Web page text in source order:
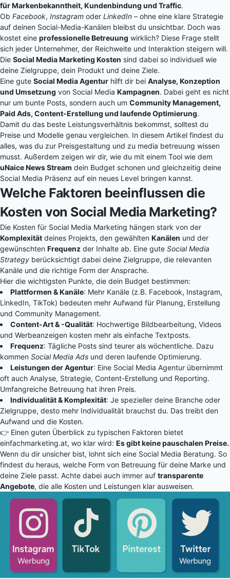
für Markenbekanntheit, Kundenbindung und Traffic.
Ob Facebook, Instagram oder LinkedIn – ohne eine klare Strategie
auf deinen Social-Media-Kanälen bleibst du unsichtbar. Doch was
kostet eine professionelle Betreuung wirklich? Diese Frage stellt
sich jeder Unternehmer, der Reichweite und Interaktion steigern will.
Die Social Media Marketing Kosten sind dabei so individuell wie
deine Zielgruppe, dein Produkt und deine Ziele.
Eine gute Social Media Agentur hilft dir bei Analyse, Konzeption
und Umsetzung von Social Media Kampagnen. Dabei geht es nicht
nur um bunte Posts, sondern auch um Community Management,
Paid Ads, Content-Erstellung und laufende Optimierung.
Damit du das beste Leistungsverhältnis bekommst, solltest du
Preise und Modelle genau vergleichen. In diesem Artikel findest du
alles, was du zur Preisgestaltung und zu media betreuung wissen
musst. Außerdem zeigen wir dir, wie du mit einem Tool wie dem
uNaice News Stream dein Budget schonen und gleichzeitig deine
Social Media Präsenz auf ein neues Level bringen kannst.
Welche Faktoren beeinflussen die
Kosten von Social Media Marketing?
Die Kosten für Social Media Marketing hängen stark von der
Komplexität deines Projekts, den gewählten Kanälen und der
gewünschten Frequenz der Inhalte ab. Eine gute Social Media
Strategy berücksichtigt dabei deine Zielgruppe, die relevanten
Kanäle und die richtige Form der Ansprache.
Hier die wichtigsten Punkte, die dein Budget bestimmen:
Plattformen & Kanäle: Mehr Kanäle (z.B. Facebook, Instagram,
LinkedIn, TikTok) bedeuten mehr Aufwand für Planung, Erstellung
und Community Management.
Content-Art & -Qualität: Hochwertige Bildbearbeitung, Videos
und Werbeanzeigen kosten mehr als einfache Textposts.
Frequenz: Tägliche Posts sind teurer als wöchentliche. Dazu
kommen Social Media Ads und deren laufende Optimierung.
Leistungen der Agentur: Eine Social Media Agentur übernimmt
oft auch Analyse, Strategie, Content-Erstellung und Reporting.
Umfangreiche Betreuung hat ihren Preis.
Individualität & Komplexität: Je spezieller deine Branche oder
Zielgruppe, desto mehr Individualität brauchst du. Das treibt den
Aufwand und die Kosten.
👉 Einen guten Überblick zu typischen Faktoren bietet
einfachmarketing.at, wo klar wird: Es gibt keine pauschalen Preise.
Wenn du dir unsicher bist, lohnt sich eine Social Media Beratung. So
findest du heraus, welche Form von Betreuung für deine Marke und
deine Ziele passt. Achte dabei auch immer auf transparente
Angebote, die alle Kosten und Leistungen klar ausweisen.